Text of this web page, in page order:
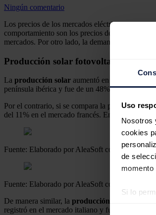
Uso
Nosotros
cookies
de
Si lo
Ningún comentario
Los precios de los mercados eléctricos
comportamiento son los precios del gas, que
mercados. Por otro lado, la demanda bajó
Producción solar fotovoltaica y
La producción solar aumentó en todos los
península ibérica y fue de un 48%. En Italia el
Por el contrario, si se compara la producción
del 11% en el mercado francés. En el resto de
Fuente: Elaborado por AleaSoft con datos de
Fuente: Elaborado por AleaSoft con datos de
De manera similar, la producción eólica
registró en el mercado italiano y fue de un